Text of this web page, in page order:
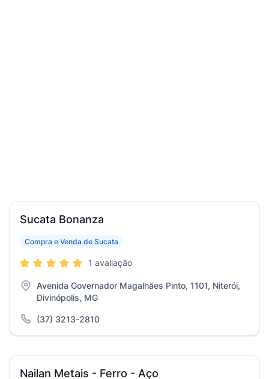
Sucata Bonanza
Compra e Venda de Sucata
1 avaliação
Avenida Governador Magalhães Pinto, 1101, Niterói,
Divinópolis, MG
(37) 3213-2810
Nailan Metais - Ferro - Aço